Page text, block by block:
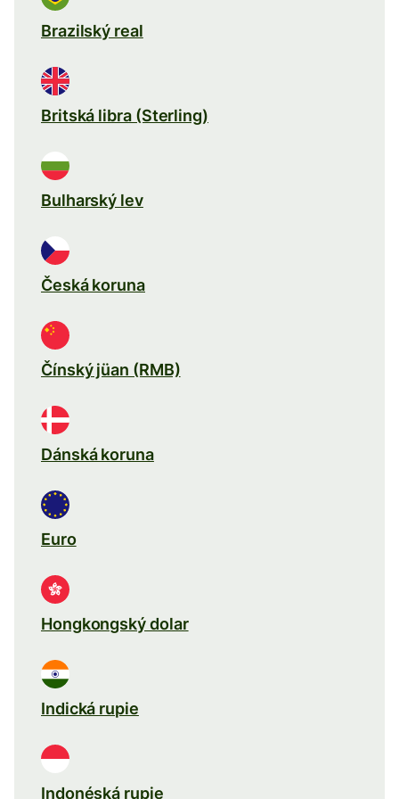
Brazilský real
Britská libra (Sterling)
Bulharský lev
Česká koruna
Čínský jüan (RMB)
Dánská koruna
Euro
Hongkongský dolar
Indická rupie
Indonéská rupie